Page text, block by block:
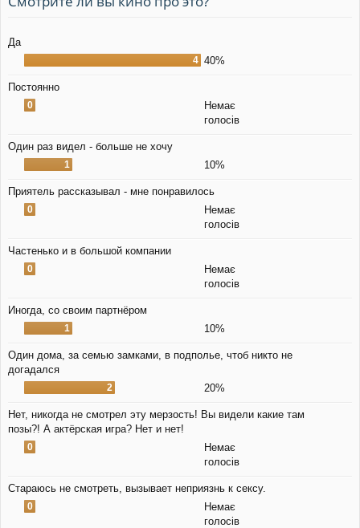
уп
Да
4 40%
Постоянно
0
Немає
голосів
Один раз видел - больше не хочу
1 10%
Приятель рассказывал - мне понравилось
0
Немає
голосів
Частенько и в большой компании
0
Немає
голосів
Иногда, со своим партнёром
1 10%
Один дома, за семью замками, в подполье, чтоб никто не
догадался
2 20%
Нет, никогда не смотрел эту мерзость! Вы видели какие там
позы?! А актёрская игра? Нет и нет!
0
Немає
голосів
Стараюсь не смотреть, вызывает неприязнь к сексу.
0
Немає
голосів